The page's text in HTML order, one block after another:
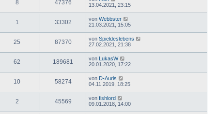
8 47376
13.04.2021, 23:15
1 33302 von Webbster
21.03.2021, 15:05
25 87370 von Spieldeslebens
27.02.2021, 21:38
62 189681 von LukasW
20.01.2020, 17:22
10 58274 von D-Auris
04.11.2019, 18:25
2 45569 von fishlord
09.01.2018, 14:00